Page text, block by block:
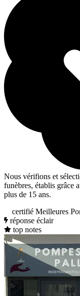
Nous vérifions et
funèbres, établis grâce
plus de 15 ans.
certifié Meilleures
réponse éclair
top notes